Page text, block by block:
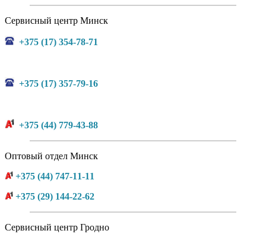
Сервисный центр Минск
+375 (17) 354-78-71
+375 (17) 357-79-16
+375 (44) 779-43-88
Оптовый отдел Минск
+375 (44) 747-11-11
+375 (29) 144-22-62
Сервисный центр Гродно